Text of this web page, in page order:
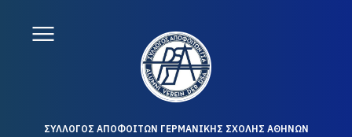
ΣΥΛΛΟΓΟΣ ΑΠΟΦΟΙΤΩΝ ΓΕΡΜΑΝΙΚΗΣ ΣΧΟΛΗΣ ΑΘΗΝΩΝ